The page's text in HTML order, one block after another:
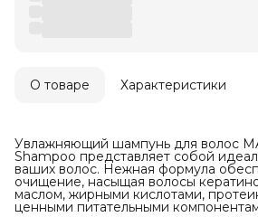
О товаре Характеристики
Увлажняющий шампунь для волос
Shampoo представляет собой
ваших волос. Нежная формула
очищение, насыщая волосы
маслом, жирными кислотами,
ценными питательными